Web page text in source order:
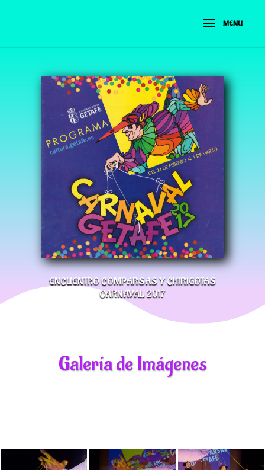
ENCUENTRO COMPARSAS Y CHIRIGOTAS
CARNAVAL 2017
Galería de Imágenes